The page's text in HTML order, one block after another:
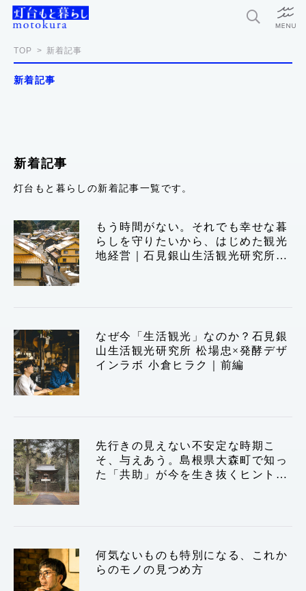
TOP 新着記事
新着記事
新着記事
灯台もと暮らしの新着記事一覧です。
もう時間がない。それでも幸せな暮
らしを守りたいから、はじめた観光
地経営｜石見銀山生活観光研究所
なぜ今「生活観光」なのか？石見銀
山生活観光研究所 松場忠×発酵デザ
インラボ 小倉ヒラク｜前編
先行きの見えない不安定な時期こ
そ、与えあう。島根県大森町で知っ
た「共助」が今を生き抜くヒントか
何気ないものも特別になる、これか
らのモノの見つめ方
灯台もと暮らしとは？
お問い合わせ